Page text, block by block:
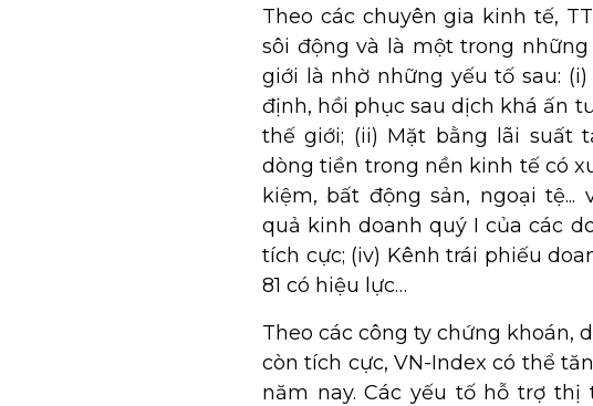
Theo các chuyên gia kinh tế,
sôi động và là một trong
giới là nhờ những yếu tố sau:
định, hồi phục sau dịch khá ấn
thế giới; (ii) Mặt bằng lãi suất
dòng tiền trong nền kinh tế có
kiệm, bất động sản, ngoại
quả kinh doanh quý I của các
tích cực; (iv) Kênh trái phiếu
81 có hiệu lực…
Theo các công ty chứng khoán,
còn tích cực, VN-Index có thể
năm nay. Các yếu tố hỗ trợ